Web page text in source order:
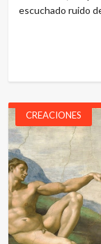
escuchado ruido
CREACIONES